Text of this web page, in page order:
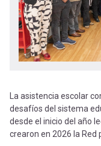
mi
cuenta
La asistencia escolar
desafíos del sistema
desde el inicio del año
crearon en 2026 la Red